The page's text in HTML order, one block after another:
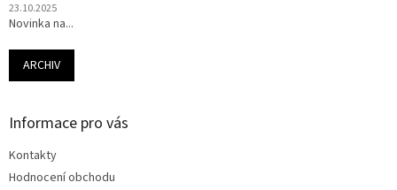
23.10.2025
Novinka na...
ARCHIV
Informace pro vás
Kontakty
Hodnocení obchodu